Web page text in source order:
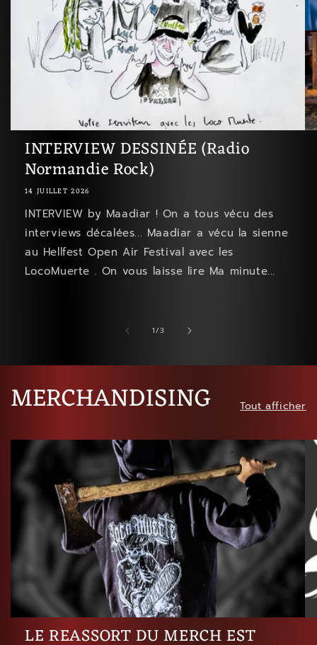
INTERVIEW DESSINÉE (Radio
Normandie Rock)
14 JUILLET 2026
INTERVIEW by Maadiar ! On a tous vécu des
interviews décalées... Maadiar a vécu la sienne
au Hellfest Open Air Festival avec les
LocoMuerte . On vous laisse lire Ma minute...
1/de
3
MERCHANDISING Tout afficher
LE REASSORT DU MERCH EST